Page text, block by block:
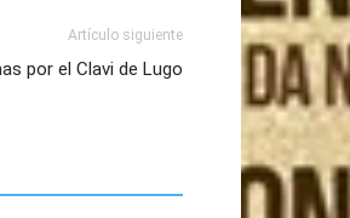
Artículo siguiente
por el Clavi de Lugo